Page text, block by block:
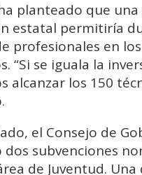
planteado que
estatal permitiría
profesionales en
“Si se iguala la
alcanzar los 150
el Consejo de
subvenciones
de Juventud. Una